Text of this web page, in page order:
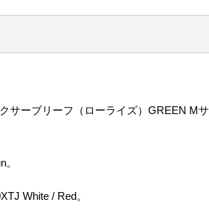
ーブリーフ（ローライズ）GREEN Mサ
White / Red。